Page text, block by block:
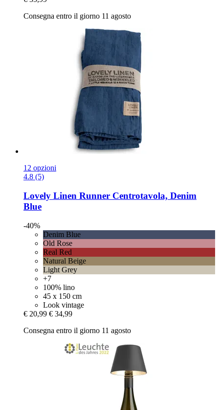
Consegna entro il giorno 11 agosto
12 opzioni
4.8 (5)
Lovely Linen Runner Centrotavola, Denim
Blue
-40%
Denim Blue
Old Rose
Real Red
Natural Beige
Light Grey
+7
100% lino
45 x 150 cm
Look vintage
€ 20,99 € 34,99
Consegna entro il giorno 11 agosto